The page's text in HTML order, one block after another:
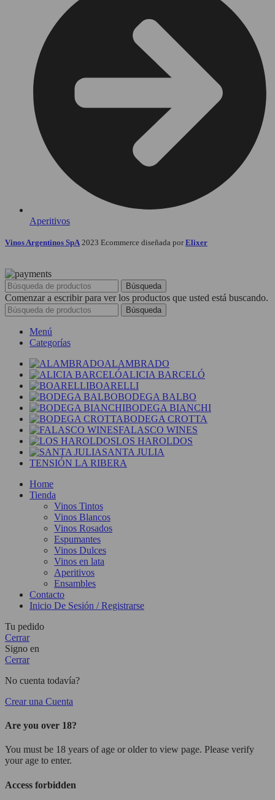
Aperitivos
Vinos Argentinos SpA 2023 Ecommerce diseñada porElixer
Búsqueda
Comenzar a escribir para ver los productos que usted está buscando.
Búsqueda
Menú
Categorías
ALAMBRADO
ALICIA BARCELÓ
BOARELLI
BODEGA BALBO
BODEGA BIANCHI
BODEGA CROTTA
FALASCO WINES
LOS HAROLDOS
SANTA JULIA
TENSIÓN LA RIBERA
Home
Tienda
Vinos Tintos
Vinos Blancos
Vinos Rosados
Espumantes
Vinos Dulces
Vinos en lata
Aperitivos
Ensambles
Contacto
Inicio De Sesión / Registrarse
Tu pedido
Cerrar
Signo en
Cerrar
No cuenta todavía?
Crear una Cuenta
Are you over 18?
You must be 18 years of age or older to view page. Please verify
your age to enter.
Access forbidden